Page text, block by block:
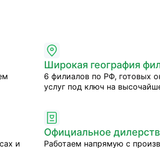
Широкая география
6 филиалов по РФ, готовых
услуг под ключ на
и
Официальное
Работаем напрямую с